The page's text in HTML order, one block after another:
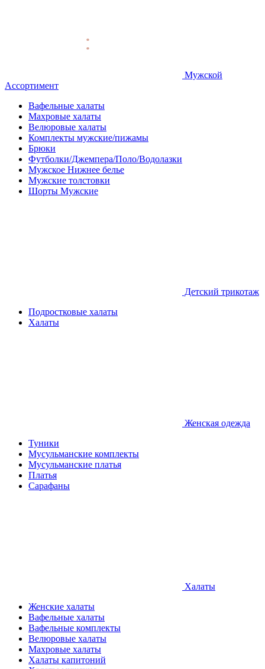
Мужской
Ассортимент
Вафельные халаты
Махровые халаты
Велюровые халаты
Комплекты мужские/пижамы
Брюки
Футболки/Джемпера/Поло/Водолазки
Мужское Нижнее белье
Мужские толстовки
Шорты Мужские
Детcкий трикотаж
Подростковые халаты
Халаты
Женская одежда
Туники
Мусульманские комплекты
Мусульманские платья
Платья
Сарафаны
Халаты
Женские халаты
Вафельные халаты
Вафельные комплекты
Велюровые халаты
Махровые халаты
Халаты капитоний